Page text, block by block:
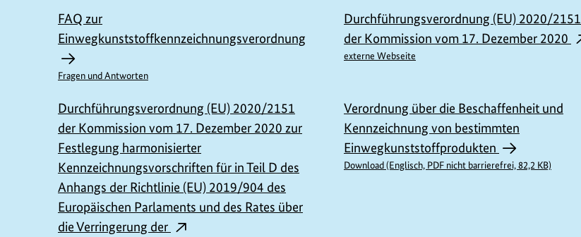
FAQ zur
Einwegkunststoffkennzeichnungsverordnung
Fragen und Antworten
Durchführungsverordnung (EU) 2020/2151
der Kommission vom 17. Dezember 2020
externe Webseite
Durchführungsverordnung (EU) 2020/2151
der Kommission vom 17. Dezember 2020 zur
Festlegung harmonisierter
Kennzeichnungsvorschriften für in Teil D des
Anhangs der Richtlinie (EU) 2019/904 des
Europäischen Parlaments und des Rates über
die Verringerung der
Verordnung über die Beschaffenheit und
Kennzeichnung von bestimmten
Einwegkunststoffprodukten
Download (Englisch, PDF nicht barrierefrei, 82,2 KB)